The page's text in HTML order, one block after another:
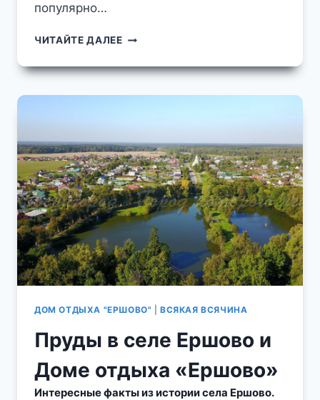
популярно…
ЧИТАЙТЕ ДАЛЕЕЮБИЛЕЙ
АТОМЩИКОВ
ДОМА
ДОМ ОТДЫХА "ЕРШОВО" |ВСЯКАЯ ВСЯЧИНА
Пруды в селе Ершово и
Доме отдыха «Ершово»
Интересные факты из истории села Ершово.